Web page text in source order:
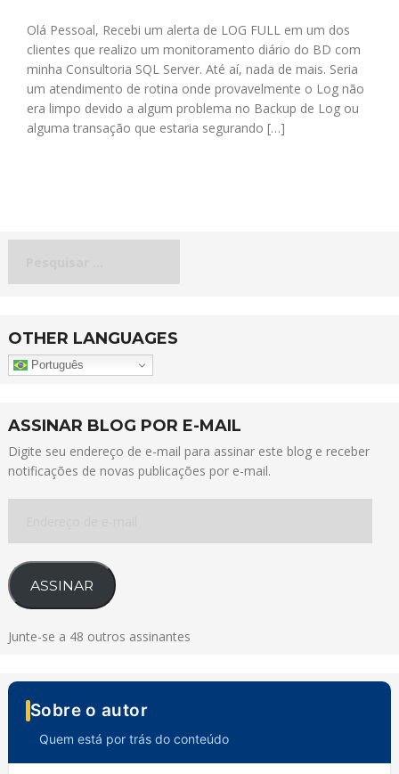
Olá Pessoal, Recebi um alerta de LOG FULL em um dos
clientes que realizo um monitoramento diário do BD com
minha Consultoria SQL Server. Até aí, nada de mais. Seria
um atendimento de rotina onde provavelmente o Log não
era limpo devido a algum problema no Backup de Log ou
alguma transação que estaria segurando […]
OTHER LANGUAGES
Português
ASSINAR BLOG POR E-MAIL
Digite seu endereço de e-mail para assinar este blog e receber
notificações de novas publicações por e-mail.
e-
mail
ASSINAR
Junte-se a 48 outros assinantes
Sobre o autor
Quem está por trás do conteúdo